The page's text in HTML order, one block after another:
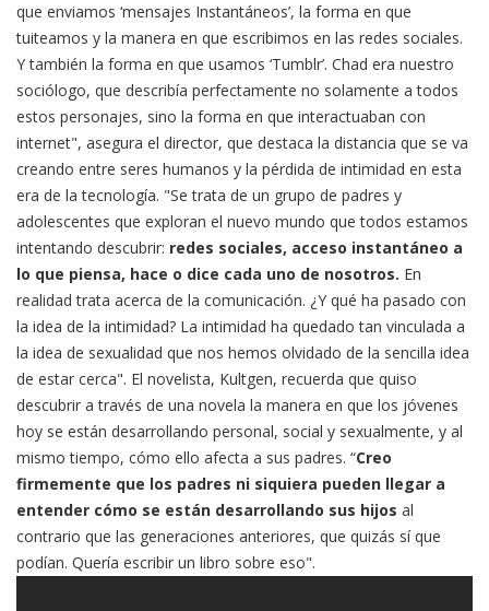
que enviamos ‘mensajes Instantáneos’, la forma en que
tuiteamos y la manera en que escribimos en las redes sociales.
Y también la forma en que usamos ‘Tumblr’. Chad era nuestro
sociólogo, que describía perfectamente no solamente a todos
estos personajes, sino la forma en que interactuaban con
internet", asegura el director, que destaca la distancia que se va
creando entre seres humanos y la pérdida de intimidad en esta
era de la tecnología. "Se trata de un grupo de padres y
adolescentes que exploran el nuevo mundo que todos estamos
intentando descubrir: redes sociales, acceso instantáneo a
lo que piensa, hace o dice cada uno de nosotros. En
realidad trata acerca de la comunicación. ¿Y qué ha pasado con
la idea de la intimidad? La intimidad ha quedado tan vinculada a
la idea de sexualidad que nos hemos olvidado de la sencilla idea
de estar cerca". El novelista, Kultgen, recuerda que quiso
descubrir a través de una novela la manera en que los jóvenes
hoy se están desarrollando personal, social y sexualmente, y al
mismo tiempo, cómo ello afecta a sus padres. “Creo
firmemente que los padres ni siquiera pueden llegar a
entender cómo se están desarrollando sus hijos al
contrario que las generaciones anteriores, que quizás sí que
podían. Quería escribir un libro sobre eso".